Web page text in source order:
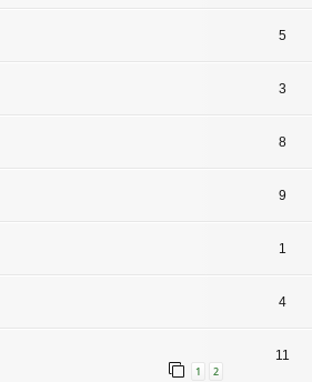
5
3
8
9
1
4
1 2
11